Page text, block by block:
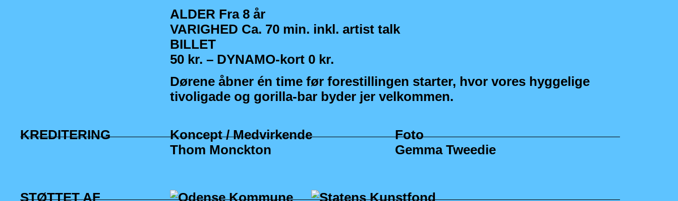
ALDER Fra 8 år
VARIGHED Ca. 70 min. inkl. artist talk
BILLET
50 kr. – DYNAMO-kort 0 kr.
Dørene åbner én time før forestillingen starter, hvor vores hyggelige
tivoligade og gorilla-bar byder jer velkommen.
KREDITERING
Koncept / Medvirkende
Thom Monckton
Foto
Gemma Tweedie
STØTTET AF